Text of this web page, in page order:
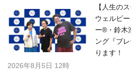
【人生の
ウェルビ
ー®・鈴木
ング『ブ
ります！
2026年8月5日 12時